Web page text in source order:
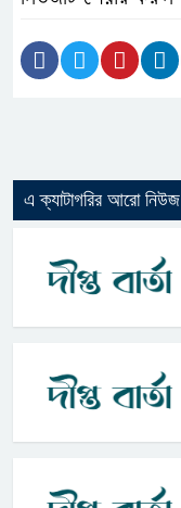
এ ক্যাটাগরির আরো নিউজ